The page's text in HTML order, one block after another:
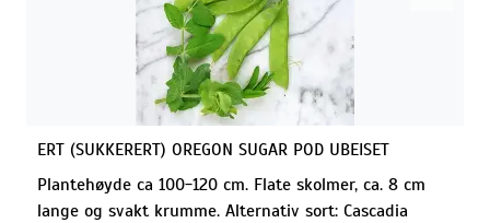
ERT (SUKKERERT) OREGON SUGAR POD UBEISET
Plantehøyde ca 100-120 cm. Flate skolmer, ca. 8 cm
lange og svakt krumme. Alternativ sort: Cascadia